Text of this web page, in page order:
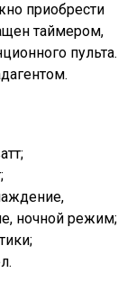
приобрести
таймером,
пульта.
ночной режим;